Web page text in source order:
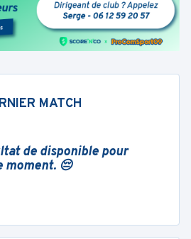
MATCH
de disponible pour
moment. 😔